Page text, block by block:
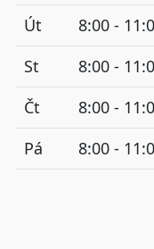
Út
8:00 -
St
8:00 -
Čt
8:00 -
Pá
8:00 -